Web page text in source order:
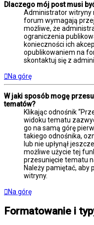
Dlaczego mój post musi
Administrator witryny
forum wymagają
możliwe, że
ograniczenia
konieczności ich
opublikowaniem na
skontaktuj się z
Na górę
W jaki sposób mogę
tematów?
Klikając odnośnik
widoku tematu
go na samą górę
takiego odnośnika,
lub nie upłynął
możliwe użycie tej
przesunięcie tematu
Należy pamiętać,
witryny.
Na górę
Formatowanie i